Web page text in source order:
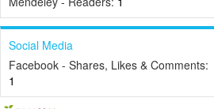
Social Media
Facebook - Shares, Likes & Comments:
1